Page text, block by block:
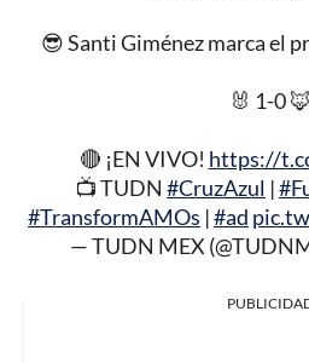
😎 Santi Giménez marca el
🐰 1-0 🦊
🔴 ¡EN VIVO! https://
📺 TUDN #CruzAzul |
#TransformAMOs |#ad
— TUDN MEX